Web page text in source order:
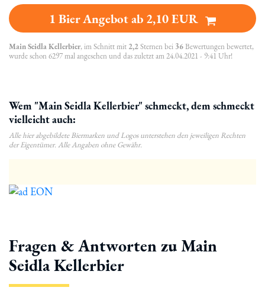
1 Bier Angebot ab 2,10 EUR
Main Seidla Kellerbier, im Schnitt mit 2,2Sternen bei 36Bewertungen bewertet,
wurde schon 6297 mal angesehen und das zuletzt am 24.04.2021 - 9:41 Uhr!
Wem "Main Seidla Kellerbier" schmeckt, dem schmeckt
vielleicht auch:
Alle hier abgebildete Biermarken und Logos unterstehen den jeweiligen Rechten
der Eigentümer. Alle Angaben ohne Gewähr.
Fragen & Antworten zu Main
Seidla Kellerbier